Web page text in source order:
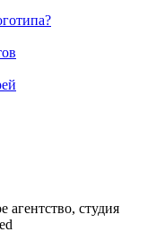
студия